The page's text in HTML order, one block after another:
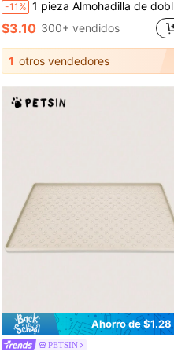
-11% 1 pieza Almohadilla de doble capa para la caja de arena de gato, material de EVA - a prueba de olores, antideslizante, diseño fácil de limpiar, adecuado para gatos de interior, duradero y cómodo para el manejo de heces de mascotas, accesorios modernos para mascotas, material fácil de limpiar
$3.10 300+ vendidos
1 otros vendedores
Ahorro de $1.28
PETSIN